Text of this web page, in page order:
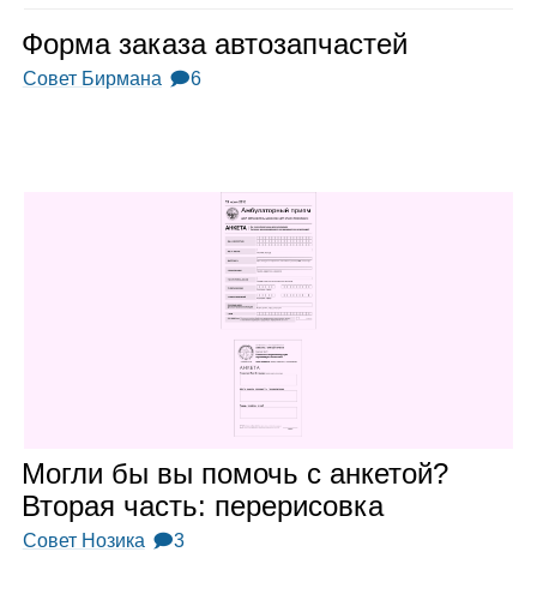
Форма заказа авто­зап­ча­стей
Совет Бирмана 🗩6
Могли бы вы помочь с анке­той?
Вто­рая часть: пере­ри­совка
Совет Нозика 🗩3